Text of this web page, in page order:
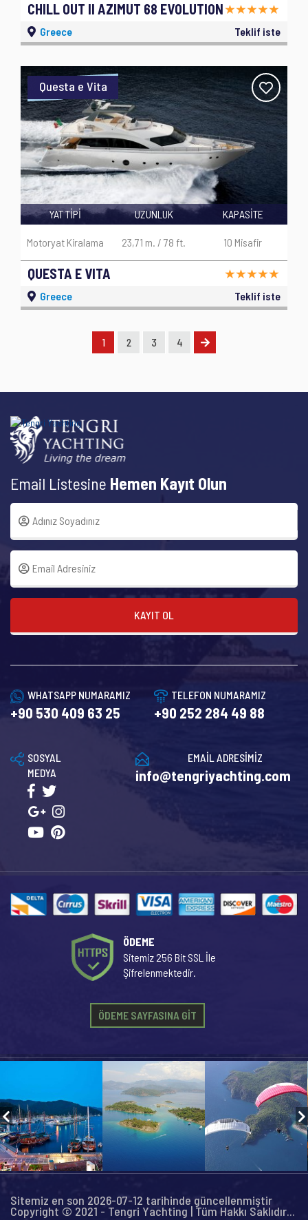
CHILL OUT II AZIMUT 68 EVOLUTION
Greece Teklif iste
Questa e Vita
QUESTA E VITA
YAT TİPİ
Motoryat Kiralama
UZUNLUK
23,71 m. / 78 ft.
KAPASİTE
10 Misafir
Greece Teklif iste
1 2 3 4
Email Listesine Hemen Kayıt Olun
KAYIT OL
WHATSAPP NUMARAMIZ
+90 530 409 63 25
TELEFON NUMARAMIZ
+90 252 284 49 88
EMAİL ADRESİMİZ
info@tengriyachting.com
SOSYAL
MEDYA
ÖDEME
Sitemiz 256 Bit SSL İle
Şifrelenmektedir.
ÖDEME SAYFASINA GİT
Sitemiz en son 2026-07-12 tarihinde güncellenmiştir
Copyright © 2021 - Tengri Yachting | Tüm Hakkı Saklıdır...